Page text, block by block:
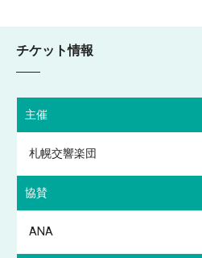
チケット情報
主催
札幌交響楽団
協賛
ANA